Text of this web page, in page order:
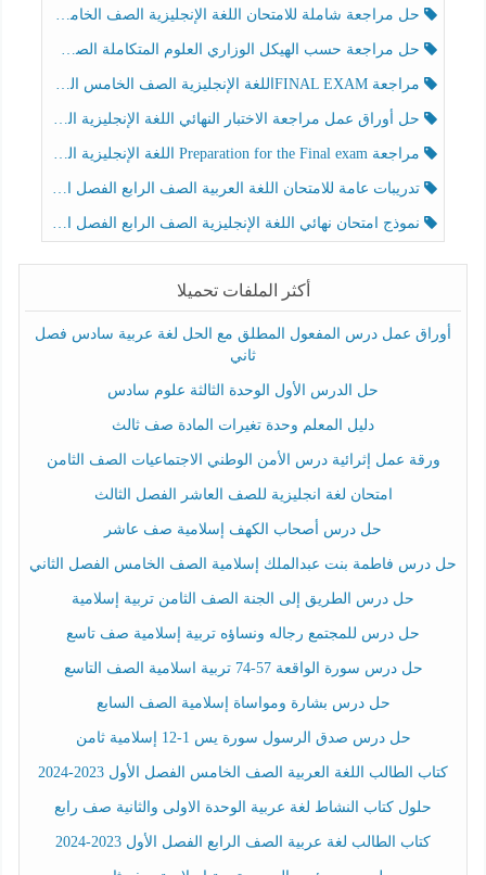
حل مراجعة شاملة للامتحان اللغة الإنجليزية الصف الخامس الفصل الثالث
حل مراجعة حسب الهيكل الوزاري العلوم المتكاملة الصف الخامس عام الفصل الثالث
مراجعة FINAL EXAMاللغة الإنجليزية الصف الخامس الفصل الثالث
حل أوراق عمل مراجعة الاختبار النهائي اللغة الإنجليزية الصف الرابع الفصل الثالث
مراجعة Preparation for the Final exam اللغة الإنجليزية الصف الرابع الفصل الثالث
تدريبات عامة للامتحان اللغة العربية الصف الرابع الفصل الثالث
نموذج امتحان نهائي اللغة الإنجليزية الصف الرابع الفصل الثالث
أكثر الملفات تحميلا
أوراق عمل درس المفعول المطلق مع الحل لغة عربية سادس فصل
ثاني
حل الدرس الأول الوحدة الثالثة علوم سادس
دليل المعلم وحدة تغيرات المادة صف ثالث
ورقة عمل إثرائية درس الأمن الوطني الاجتماعيات الصف الثامن
امتحان لغة انجليزية للصف العاشر الفصل الثالث
حل درس أصحاب الكهف إسلامية صف عاشر
حل درس فاطمة بنت عبدالملك إسلامية الصف الخامس الفصل الثاني
حل درس الطريق إلى الجنة الصف الثامن تربية إسلامية
حل درس للمجتمع رجاله ونساؤه تربية إسلامية صف تاسع
حل درس سورة الواقعة 57-74 تربية اسلامية الصف التاسع
حل درس بشارة ومواساة إسلامية الصف السابع
حل درس صدق الرسول سورة يس 1-12 إسلامية ثامن
كتاب الطالب اللغة العربية الصف الخامس الفصل الأول 2023-2024
حلول كتاب النشاط لغة عربية الوحدة الاولى والثانية صف رابع
كتاب الطالب لغة عربية الصف الرابع الفصل الأول 2023-2024